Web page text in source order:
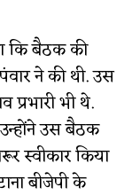
कि बैठक की
ने की थी. उस
प्रभारी भी थे.
उस बैठक
स्वीकार किया
बीजेपी के